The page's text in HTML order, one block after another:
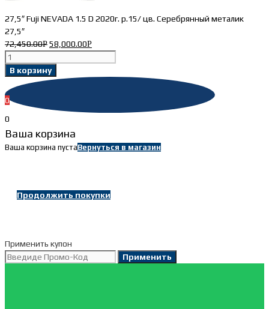
27,5″ Fuji NEVADA 1.5 D 2020г. р.15/ цв. Серебрянный металик
27,5″
72,450.00Р 58,000.00Р
Количество
товара
Fuji
NEVADA
1.5
D
2020г.
металик
В корзину
0
0
Ваша корзина
Ваша корзина пустаВернуться в магазин
Продолжить покупки
Применить купон
Применить